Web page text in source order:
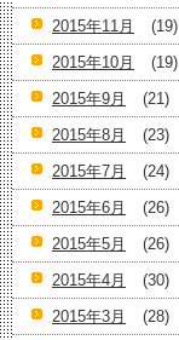
2015年11月
(19)
2015年10月
(19)
2015年9月
(21)
2015年8月
(23)
2015年7月
(24)
2015年6月
(26)
2015年5月
(26)
2015年4月
(30)
2015年3月
(28)